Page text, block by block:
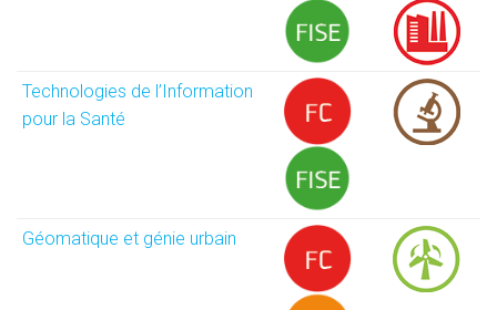
Technologies de l’Information
pour la Santé
Géomatique et génie urbain